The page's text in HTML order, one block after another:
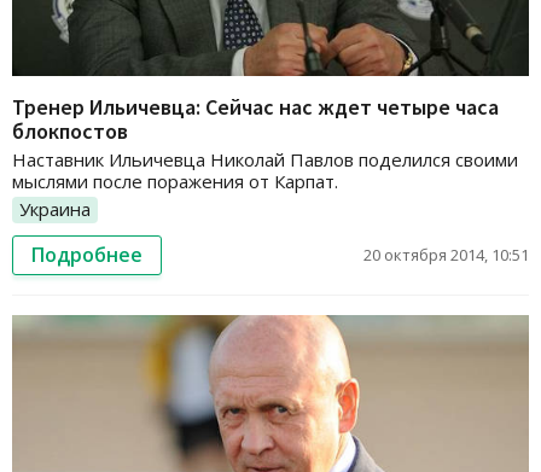
Тренер Ильичевца: Сейчас нас ждет четыре часа
блокпостов
Наставник Ильичевца Николай Павлов поделился своими
мыслями после поражения от Карпат.
Украина
Подробнее 20 октября 2014, 10:51